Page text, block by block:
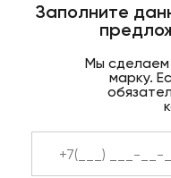
Заполните
Мы
марку.